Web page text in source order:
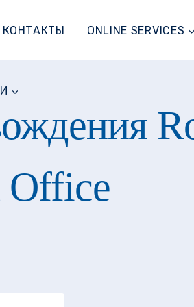
КОНТАКТЫ ONLINE SERVICES